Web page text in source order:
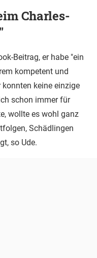
Charles-
Beitrag, er habe "ein
kompetent und
keine einzige
schon immer für
wollte es wohl ganz
Schädlingen
so Ude.